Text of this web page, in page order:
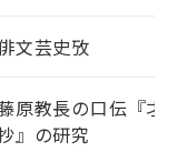
文芸史攷
原教長の口伝『才
』の研究